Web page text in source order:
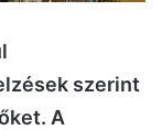
szerint
A